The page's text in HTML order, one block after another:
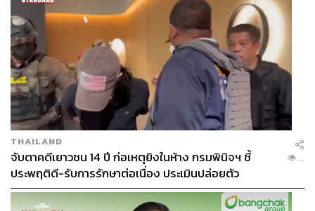
THAILAND
จับตาคดีเยาวชน 14 ปี ก่อเหตุยิงในห้าง กรมพินิจฯ ชี้
ประพฤติดี-รับการรักษาต่อเนื่อง ประเมินปล่อยตัว
...